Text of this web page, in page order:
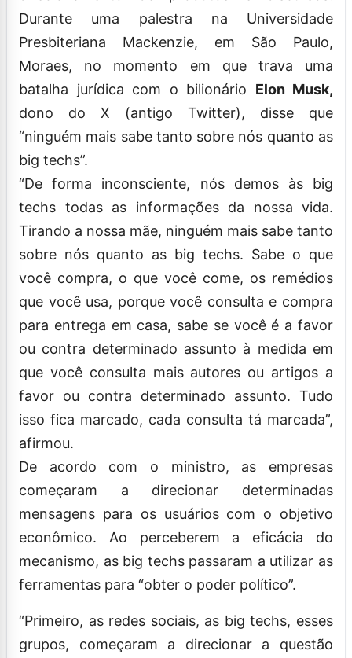
Durante uma palestra na Universidade
Presbiteriana Mackenzie, em São Paulo,
Moraes, no momento em que trava uma
batalha jurídica com o bilionário Elon Musk,
dono do X (antigo Twitter), disse que
“ninguém mais sabe tanto sobre nós quanto as
big techs”.
“De forma inconsciente, nós demos às big
techs todas as informações da nossa vida.
Tirando a nossa mãe, ninguém mais sabe tanto
sobre nós quanto as big techs. Sabe o que
você compra, o que você come, os remédios
que você usa, porque você consulta e compra
para entrega em casa, sabe se você é a favor
ou contra determinado assunto à medida em
que você consulta mais autores ou artigos a
favor ou contra determinado assunto. Tudo
isso fica marcado, cada consulta tá marcada”,
afirmou.
De acordo com o ministro, as empresas
começaram a direcionar determinadas
mensagens para os usuários com o objetivo
econômico. Ao perceberem a eficácia do
mecanismo, as big techs passaram a utilizar as
ferramentas para “obter o poder político”.
“Primeiro, as redes sociais, as big techs, esses
grupos, começaram a direcionar a questão